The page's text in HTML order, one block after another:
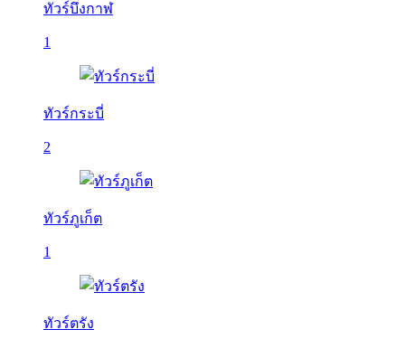
ทัวร์บึงกาฬ
1
ทัวร์กระบี่
2
ทัวร์ภูเก็ต
1
ทัวร์ตรัง